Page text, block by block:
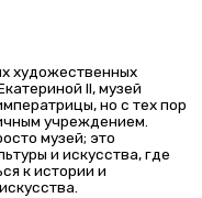
художественных
II, музей
но с тех пор
учреждением.
музей; это
и искусства, где
к истории и